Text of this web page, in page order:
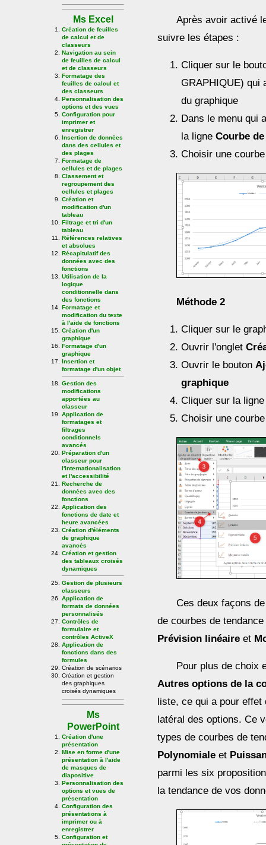
Ms Excel
Création de feuilles
de calcul et de
classeurs
Navigation au sein
de feuilles de calcul
et de classeurs
Formatage des
feuilles de calcul et
des classeurs
Personnalisation des
options et des vues
Configuration pour
imprimer et
enregistrer
Insertion de données
dans des cellules et
des plages
Formatage de
cellules et de plages
Classement et
regroupement des
cellules et plages
Création et
modification d'un
tableau
Filtrage et tri d'un
tableau
Références relatives
et absolues
Récapitulatif des
données avec des
fonctions
Utilisation de la
logique
conditionnelle dans
des fonctions
Formatage et
modification du texte
à l'aide de fonctions
Création d'un
graphique
Formatage d'un
graphique
Insertion et
formatage d'un objet
Gestion des
modifications
apportées au
classeur
Application de
formatages et
filtrages
conditionnels
avancés
Préparation d'un
classeur pour
l'internationalisation
et l'accessibilité
Recherche de
données avec des
fonctions
Application des
fonctions de date et
heure avancées
Création d'éléments
de graphique
avancés
Création et gestion
des tableaux croisés
dynamiques
Gestion de plusieurs
classeurs
Application de
formats de données
personnalisés
Contrôles de
formulaire et
contrôles ActiveX
Application de
fonctions dans des
formules
Création de scénarios
Création et gestion
des graphiques
croisés dynamiques
Ms
PowerPoint
Création d'une
présentation
Mise en forme d'une
présentation à l'aide
de masques de
diapositive
Personnalisation des
options et vues de
présentation
Configuration des
présentations à
imprimer ou à
enregistrer
Configuration et
Après avoir activé
suivre les étapes :
Cliquer sur le
GRAPHIQUE) qui
du graphique
Dans le menu qui
la ligneCourbe
Choisir une
Méthode 2
Cliquer sur le
Ouvrir l'onglet
Ouvrir le bouton
graphique
Cliquer sur la
Choisir une courbe
Ces deux façons
de courbes de
Prévision linéaire et
Pour plus de choix
Autres options de la
liste, ce qui a pour
latéral des options. Ce
types de courbes de
Polynomiale et
parmi les six
la tendance de vos